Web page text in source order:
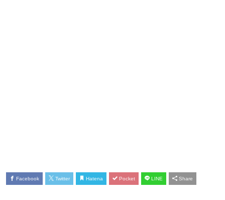
Facebook Twitter Hatena Pocket LINE Share